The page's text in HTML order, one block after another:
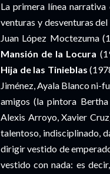
La primera línea narrativa
venturas y desventuras
Juan López Moctezuma
Mansión de la Locura
Hija de las Tinieblas
Jiménez, Ayala Blanco ni-
amigos (la pintora
Alexis Arroyo, Xavier
talentoso, indisciplinado,
dirigir vestido de
vestido con nada: es